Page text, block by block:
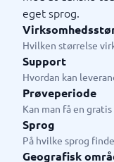
eget sprog.
Hvilken størrelse
Support
Hvordan kan
Prøveperiode
Kan man få en
Sprog
På hvilke sprog
Geografisk